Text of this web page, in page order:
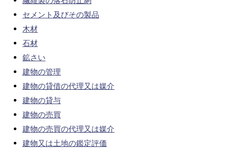
セメント及びその製品
木材
石材
鉱さい
建物の管理
建物の貸借の代理又は媒介
建物の貸与
建物の売買
建物の売買の代理又は媒介
建物又は土地の鑑定評価